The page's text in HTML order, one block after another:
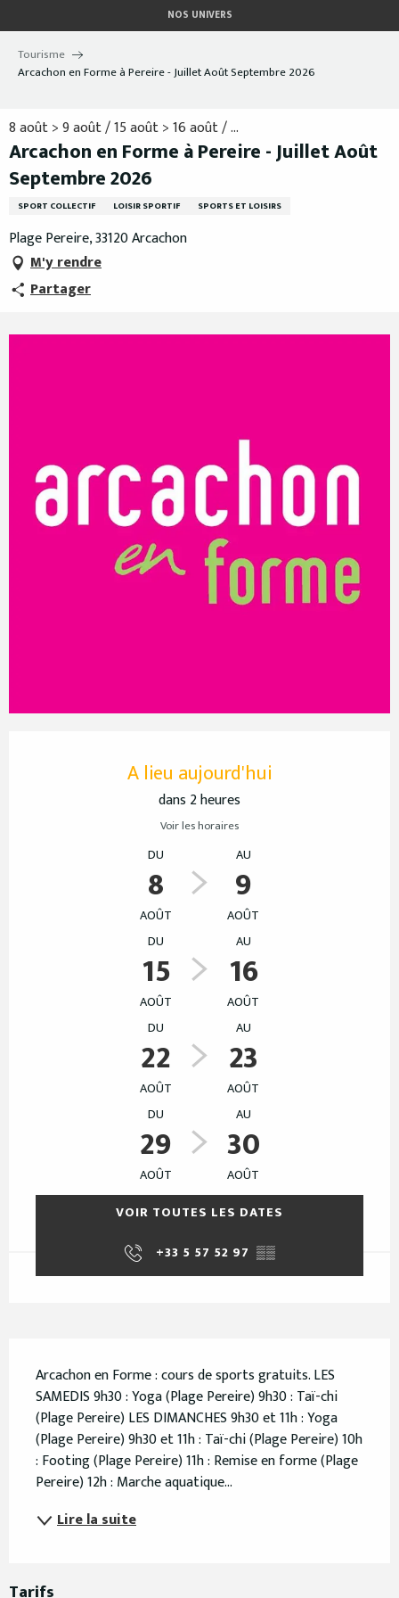
au
contenu
principal
NOS UNIVERS
Tourisme
Arcachon en Forme à Pereire - Juillet Août Septembre 2026
8 août > 9 août / 15 août > 16 août / ...
Arcachon en Forme à Pereire - Juillet Août
Septembre 2026
SPORT COLLECTIF LOISIR SPORTIF SPORTS ET LOISIRS
Plage Pereire, 33120 Arcachon
M'y rendre
Partager
A lieu aujourd'hui
dans 2 heures
Voir les horaires
DU
8
AOÛT
AU
9
AOÛT
DU
15
AOÛT
AU
16
AOÛT
DU
22
AOÛT
AU
23
AOÛT
DU
29
AOÛT
AU
30
AOÛT
VOIR TOUTES LES DATES
+33 5 57 52 97 ▒▒
Arcachon en Forme : cours de sports gratuits. LES
SAMEDIS 9h30 : Yoga (Plage Pereire) 9h30 : Taï-chi
(Plage Pereire) LES DIMANCHES 9h30 et 11h : Yoga
(Plage Pereire) 9h30 et 11h : Taï-chi (Plage Pereire) 10h
: Footing (Plage Pereire) 11h : Remise en forme (Plage
Pereire) 12h : Marche aquatique...
Lire la suite
Tarifs